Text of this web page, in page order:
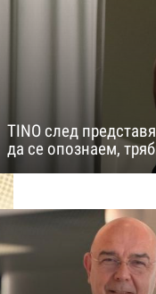
TINO след
да се опознаем,